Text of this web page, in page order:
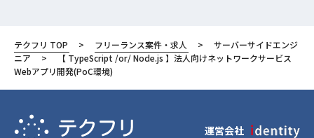
千代田区
テクフリ TOP フリーランス案件・求人
サーバーサイドエンジ
ニア
【 TypeScript /or/ Node.js 】法人向けネットワークサービス
Webアプリ開発(PoC環境)
運営会社